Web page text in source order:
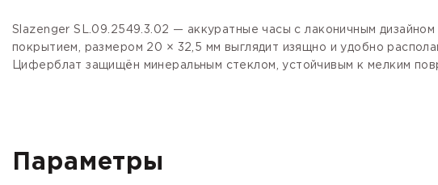
Slazenger SL.09.2549.3.02 — аккуратные часы с лаконичным
покрытием
, размером 20 × 32,5 мм выглядит изящно и удобно
Циферблат защищён минеральным стеклом , устойчивым к мелким
Параметры